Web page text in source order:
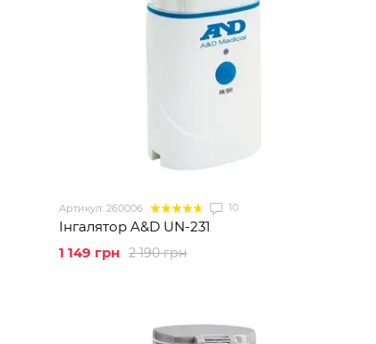
Артикул: 260006 10
Інгалятор A&D UN-231
2 190 грн
1 149 грн